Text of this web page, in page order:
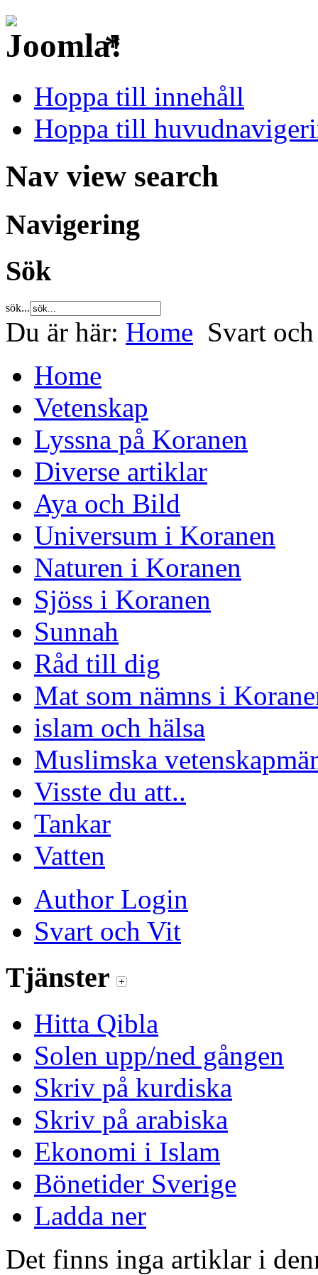
*
Hoppa till innehåll
Hoppa till
Nav view search
Navigering
Sök
sök...
Du är här: Home Svart
Home
Vetenskap
Lyssna på Koranen
Diverse artiklar
Aya och Bild
Universum i Koranen
Naturen i Koranen
Sjöss i Koranen
Sunnah
Råd till dig
Mat som nämns i
islam och hälsa
Muslimska
Visste du att..
Tankar
Vatten
Author Login
Svart och Vit
Tjänster
Hitta Qibla
Solen upp/ned gången
Skriv på kurdiska
Skriv på arabiska
Ekonomi i Islam
Bönetider Sverige
Ladda ner
Det finns inga artiklar i